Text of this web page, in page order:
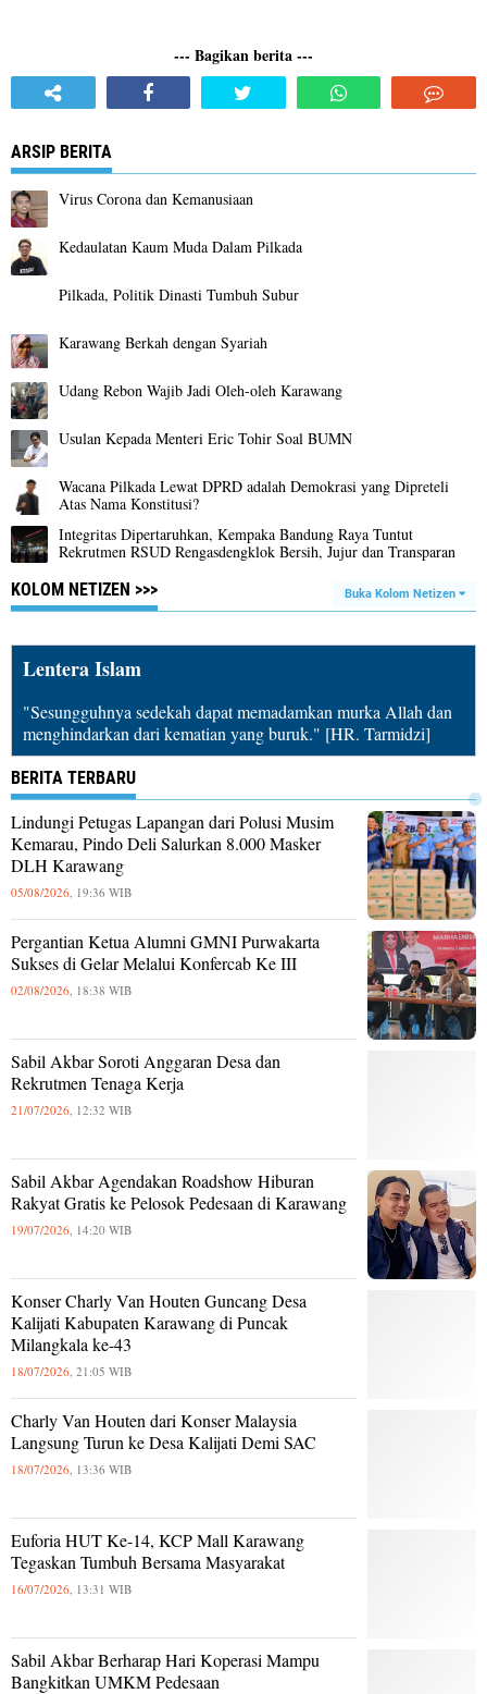
--- Bagikan berita ---
ARSIP BERITA
Virus Corona dan Kemanusiaan
Kedaulatan Kaum Muda Dalam Pilkada
Pilkada, Politik Dinasti Tumbuh Subur
Karawang Berkah dengan Syariah
Udang Rebon Wajib Jadi Oleh-oleh Karawang
Usulan Kepada Menteri Eric Tohir Soal BUMN
Wacana Pilkada Lewat DPRD adalah Demokrasi yang Dipreteli
Atas Nama Konstitusi?
Integritas Dipertaruhkan, Kempaka Bandung Raya Tuntut
Rekrutmen RSUD Rengasdengklok Bersih, Jujur dan Transparan
KOLOM NETIZEN >>>
Buka Kolom Netizen
Lentera Islam
"Sesungguhnya sedekah dapat memadamkan murka Allah dan
menghindarkan dari kematian yang buruk." [HR. Tarmidzi]
BERITA TERBARU
Lindungi Petugas Lapangan dari Polusi Musim
Kemarau, Pindo Deli Salurkan 8.000 Masker
DLH Karawang
05/08/2026, 19:36 WIB
Pergantian Ketua Alumni GMNI Purwakarta
Sukses di Gelar Melalui Konfercab Ke III
02/08/2026, 18:38 WIB
Sabil Akbar Soroti Anggaran Desa dan
Rekrutmen Tenaga Kerja
21/07/2026, 12:32 WIB
Sabil Akbar Agendakan Roadshow Hiburan
Rakyat Gratis ke Pelosok Pedesaan di Karawang
19/07/2026, 14:20 WIB
Konser Charly Van Houten Guncang Desa
Kalijati Kabupaten Karawang di Puncak
Milangkala ke-43
18/07/2026, 21:05 WIB
Charly Van Houten dari Konser Malaysia
Langsung Turun ke Desa Kalijati Demi SAC
18/07/2026, 13:36 WIB
Euforia HUT Ke-14, KCP Mall Karawang
Tegaskan Tumbuh Bersama Masyarakat
16/07/2026, 13:31 WIB
Sabil Akbar Berharap Hari Koperasi Mampu
Bangkitkan UMKM Pedesaan